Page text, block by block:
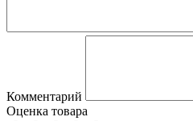
Комментарий
Оценка товара